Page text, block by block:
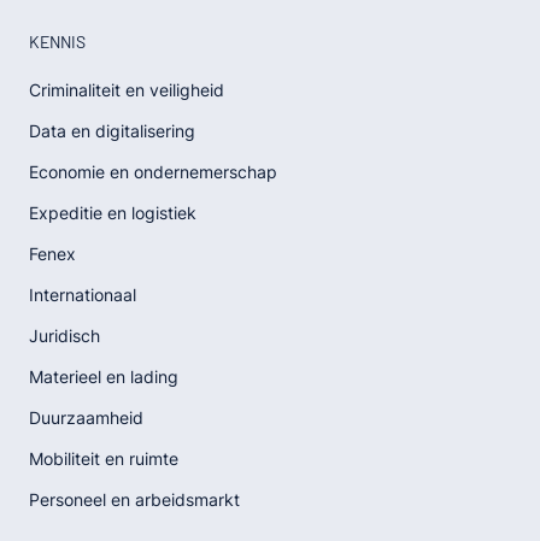
KENNIS
Criminaliteit en veiligheid
Data en digitalisering
Economie en ondernemerschap
Expeditie en logistiek
Fenex
Internationaal
Juridisch
Materieel en lading
Duurzaamheid
Mobiliteit en ruimte
Personeel en arbeidsmarkt